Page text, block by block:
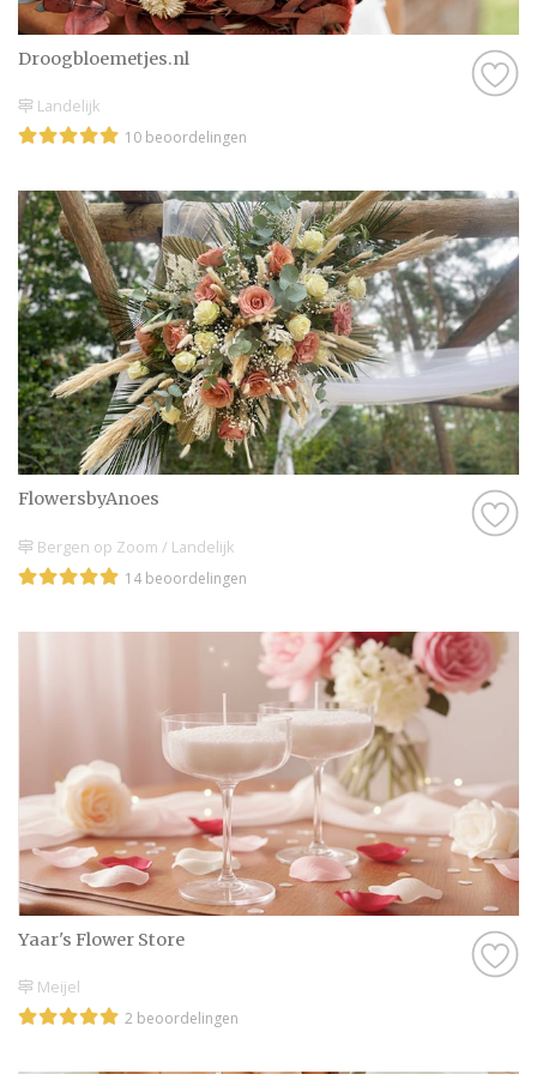
professional die bij jouw stijl past. Zij
begeleiden je in elke stap, van het kiezen van
boeket dat jouw verwachtingen overtreft.
Droogbloemetjes.nl
Landelijk
10 beoordelingen
FlowersbyAnoes
Bergen op Zoom / Landelijk
14 beoordelingen
Yaar's Flower Store
Meijel
2 beoordelingen